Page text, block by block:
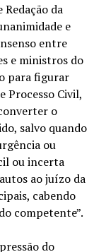
da
e
entre
e ministros do
para figurar
Processo Civil,
o
salvo quando
ou
ou incerta
ao juízo da
cabendo
competente”.
do